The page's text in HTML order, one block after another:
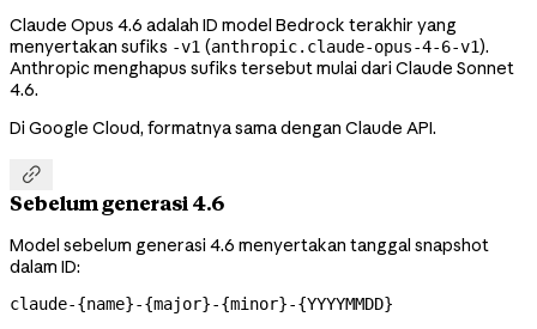
Claude Opus 4.6 adalah ID model Bedrock terakhir yang
menyertakan sufiks -v1 (anthropic.claude-opus-4-6-v1).
Anthropic menghapus sufiks tersebut mulai dari Claude Sonnet
4.6.
Di Google Cloud, formatnya sama dengan Claude API.

Sebelum generasi 4.6
Model sebelum generasi 4.6 menyertakan tanggal snapshot
dalam ID:
claude-{name}-{major}-{minor}-{YYYYMMDD}